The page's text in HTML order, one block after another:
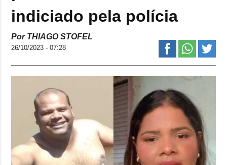
indiciado pela polícia
Por THIAGO STOFEL
26/10/2023 - 07:28